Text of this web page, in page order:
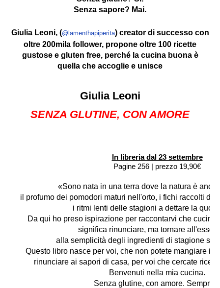
Senza sapore? Mai.
Giulia Leoni, (@lamenthapiperita) creator di successo con
oltre 200mila follower, propone o ltre 100 ricette
gustose e gluten free, perché la cucina buona è
quella che accoglie e unisce
Giulia Leoni
SENZA GLUTINE, CON AMORE
In libreria dal 23 settembre
Pagine 256 | prezzo 19,90€
«Sono nata in una terra dove la natura è
il profumo dei pomodori maturi nell'orto, i fichi raccolti
i ritmi lenti delle stagioni a dettare la
Da qui ho preso ispirazione per raccontarvi che
significa rinunciare, ma tornare
alla semplicità degli ingredienti di stagione
Questo libro nasce per voi, che non potete mangiare il
rinunciare ai sapori di casa, per voi che cercate
Benvenuti nella mia cucina.
Senza glutine, con amore. Sempre.»